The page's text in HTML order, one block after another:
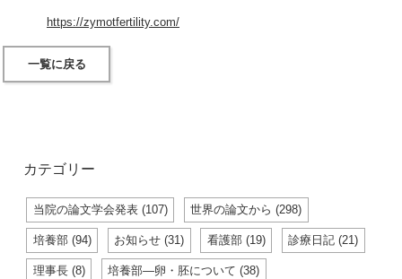
https://zymotfertility.com/
一覧に戻る
カテゴリー
当院の論文学会発表 (107) 世界の論文から (298)
培養部 (94) お知らせ (31) 看護部 (19) 診療日記 (21)
理事長 (8) 培養部―卵・胚について (38)